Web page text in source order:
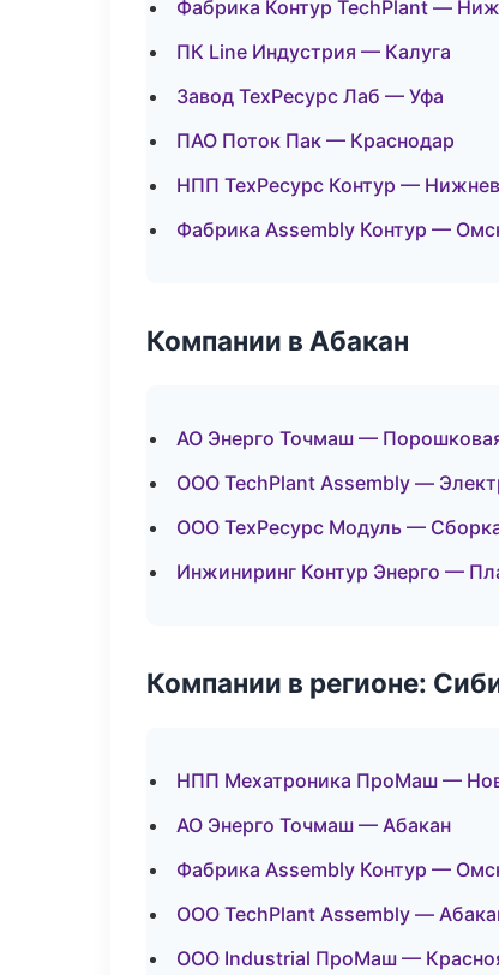
Фабрика Контур TechPlant —
ПК Line Индустрия — Калуга
Завод ТехРесурс Лаб — Уфа
ПАО Поток Пак — Краснодар
НПП ТехРесурс Контур —
Фабрика Assembly Контур —
Компании в Абакан
АО Энерго Точмаш —
ООО TechPlant Assembly —
ООО ТехРесурс Модуль —
Инжиниринг Контур Энерго —
Компании в регионе:
НПП Мехатроника ПроМаш —
АО Энерго Точмаш — Абакан
Фабрика Assembly Контур —
ООО TechPlant Assembly —
ООО Industrial ПроМаш —